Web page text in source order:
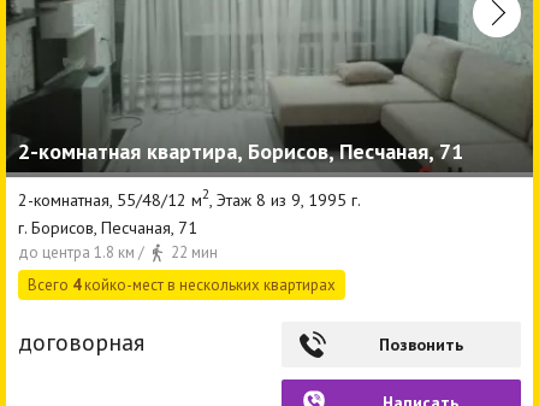
Недвижимость в Борисове
Продажа коммерческой недвижимости
Аренда коммерческой недвижимости
Другие разделы
Новости
Агентства
Грузовое такси
2-комнатная квартира, Борисов, Песчаная, 71
2-комнатная, 55/48/12 м2 , Этаж 8 из 9, 1995 г.
г. Борисов, Песчаная, 71
до центра 1.8 км /
22 мин
Всего 4койко-мест в нескольких квартирах
договорная Позвонить